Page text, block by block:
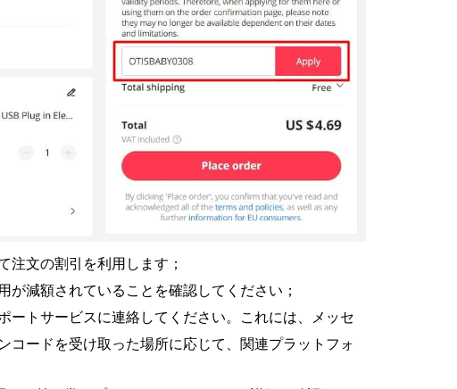
注文の割引を利用します；
減額されていることを確認してください；
ートサービスに連絡してください。これには、メッセ
ードを受け取った場所に応じて、関連プラットフォ